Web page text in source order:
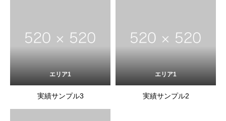
エリア1
実績サンプル3
エリア1
実績サンプル2